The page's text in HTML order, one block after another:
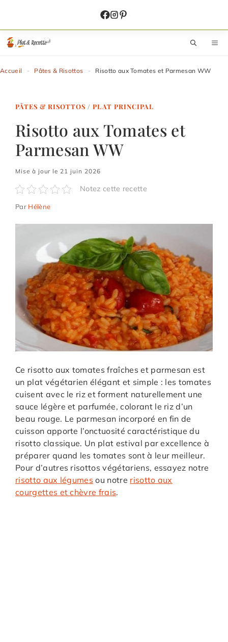
contenu
Accueil - Pâtes & Risottos - Risotto aux Tomates et Parmesan WW
PÂTES & RISOTTOS /PLAT PRINCIPAL
Risotto aux Tomates et
Parmesan WW
Mise à jour le 21 juin 2026
Notez cette recette
Par Hélène
Ce risotto aux tomates fraîches et parmesan est
un plat végétarien élégant et simple : les tomates
cuisent avec le riz et forment naturellement une
sauce légère et parfumée, colorant le riz d’un
beau rouge. Le parmesan incorporé en fin de
cuisson apporte l’onctuosité caractéristique du
risotto classique. Un plat estival par excellence à
préparer quand les tomates sont à leur meilleur.
Pour d’autres risottos végétariens, essayez notre
risotto aux légumes ou notre risotto aux
courgettes et chèvre frais.